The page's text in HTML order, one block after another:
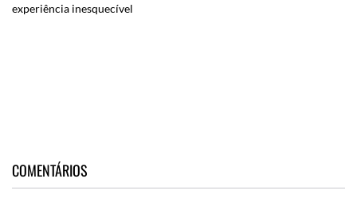
experiência inesquecível
COMENTÁRIOS